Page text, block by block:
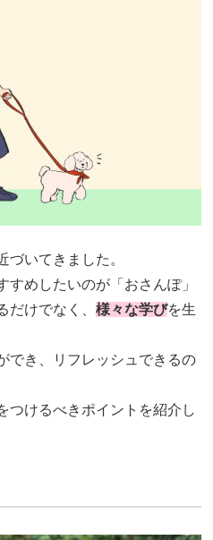
づいてきました。
すめしたいのが「おさんぽ」
だけでなく、様々な学びを生
でき、リフレッシュできるの
つけるべきポイントを紹介し